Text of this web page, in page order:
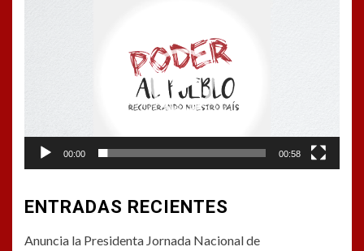
00:00 00:58
ENTRADAS RECIENTES
Anuncia la Presidenta Jornada Nacional de